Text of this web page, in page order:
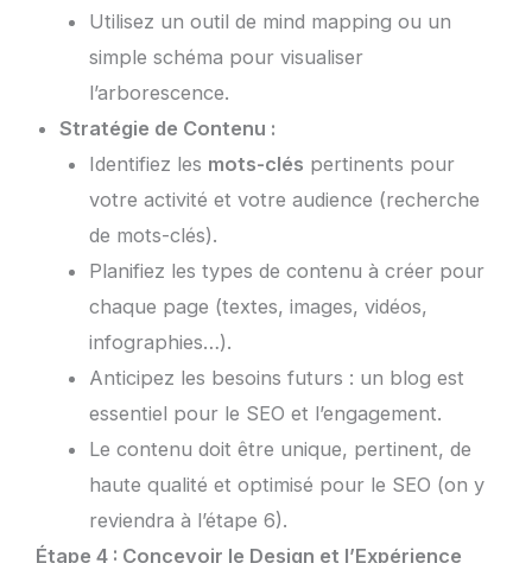
Utilisez un outil de mind mapping ou un
simple schéma pour visualiser
l’arborescence.
Stratégie de Contenu :
Identifiez les mots-clés pertinents pour
votre activité et votre audience (recherche
de mots-clés).
Planifiez les types de contenu à créer pour
chaque page (textes, images, vidéos,
infographies…).
Anticipez les besoins futurs : un blog est
essentiel pour le SEO et l’engagement.
Le contenu doit être unique, pertinent, de
haute qualité et optimisé pour le SEO (on y
reviendra à l’étape 6).
Étape 4 : Concevoir le Design et l’Expérience